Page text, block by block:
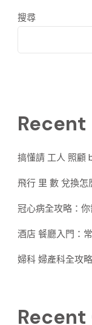
搜尋
Recent
搞懂請 工人 照顧
飛行 里 數 兌換
冠心病全攻略：
酒店 餐廳入門：
婦科 婦產科全攻